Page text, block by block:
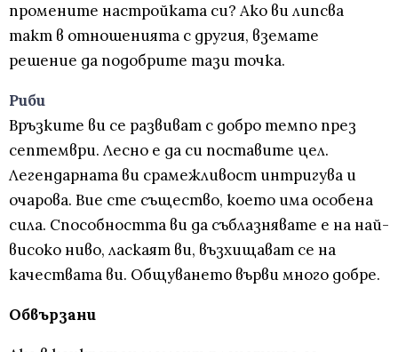
промените настройката си? Ако ви липсва
такт в отношенията с другия, вземате
решение да подобрите тази точка.
Риби
Връзките ви се развиват с добро темпо през
септември. Лесно е да си поставите цел.
Легендарната ви срамежливост интригува и
очарова. Вие сте същество, което има особена
сила. Способността ви да съблазнявате е на най-
високо ниво, ласкаят ви, възхищават се на
качествата ви. Общуването върви много добре.
Обвързани